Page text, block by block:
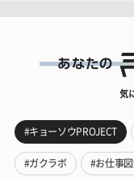
気
#キョーソウPROJECT
#ガクラボ #お仕事